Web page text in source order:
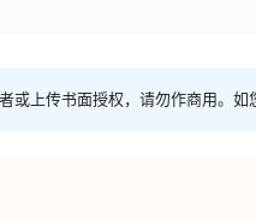
上传书面授权，请勿作商用。如